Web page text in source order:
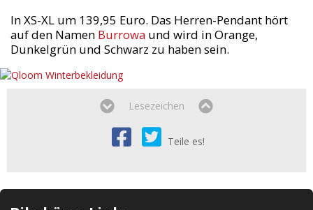
In XS-XL um 139,95 Euro. Das Herren-Pendant hört
auf den Namen Burrowaund wird in Orange,
Dunkelgrün und Schwarz zu haben sein.
Lesezeichen
Teile es!